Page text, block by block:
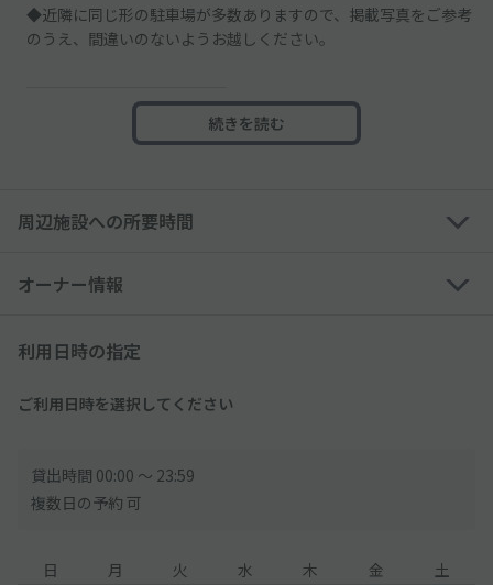
◆近隣に同じ形の駐車場が多数ありますので、掲載写真をご参考
のうえ、間違いのないようお越しください。
◇駐車場周辺の道は狭くなっております。
続きを読む
周辺施設への所要時間
オーナー情報
利用日時の指定
ご利用日時を選択してください
貸出時間 00:00 〜 23:59
複数日の予約 可
日 月 火 水 木 金 土